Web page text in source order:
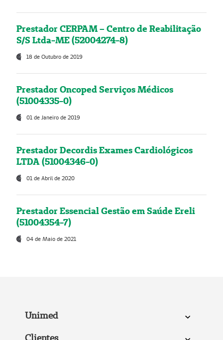
Prestador CERPAM – Centro de Reabilitação
S/S Ltda-ME (52004274-8)
18 de Outubro de 2019
Prestador Oncoped Serviços Médicos
(51004335-0)
01 de Janeiro de 2019
Prestador Decordis Exames Cardiológicos
LTDA (51004346-0)
01 de Abril de 2020
Prestador Essencial Gestão em Saúde Ereli
(51004354-7)
04 de Maio de 2021
Unimed
Clientes